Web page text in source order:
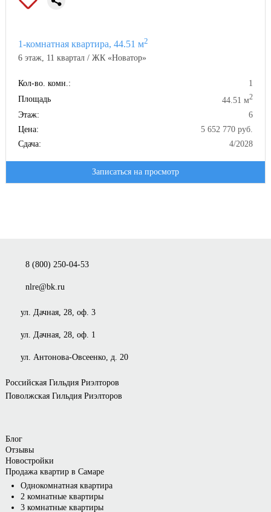
1-комнатная квартира, 44.51 м2
6 этаж, 11 квартал / ЖК «Новатор»
Кол-во. комн.:
1
Площадь
44.51 м2
Этаж:
6
Цена:
5 652 770 руб.
Сдача:
4/2028
Записаться на просмотр
8 (800) 250-04-53
nlre@bk.ru
ул. Дачная, 28, оф. 3
ул. Дачная, 28, оф. 1
ул. Антонова-Овсеенко, д. 20
Российская Гильдия Риэлторов
Поволжская Гильдия Риэлторов
Блог
Отзывы
Новостройки
Продажа квартир в Самаре
Однокомнатная квартира
2 комнатные квартиры
3 комнатные квартиры